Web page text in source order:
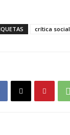
crítica social